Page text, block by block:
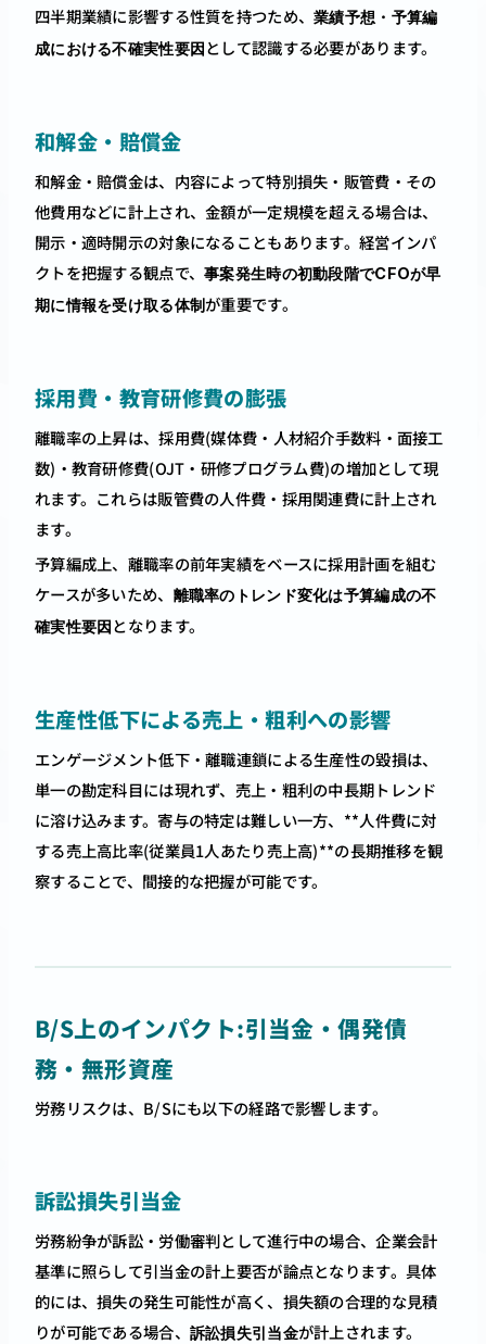
四半期業績に影響する性質を持つため、業績予想・予算編
成における不確実性要因として認識する必要があります。
和解金・賠償金
和解金・賠償金は、内容によって特別損失・販管費・その
他費用などに計上され、金額が一定規模を超える場合は、
開示・適時開示の対象になることもあります。経営インパ
クトを把握する観点で、事案発生時の初動段階でCFOが早
期に情報を受け取る体制が重要です。
採用費・教育研修費の膨張
離職率の上昇は、採用費(媒体費・人材紹介手数料・面接工
数)・教育研修費(OJT・研修プログラム費)の増加として現
れます。これらは販管費の人件費・採用関連費に計上され
ます。
予算編成上、離職率の前年実績をベースに採用計画を組む
ケースが多いため、
離職率のトレンド変化は予算編成の不
確実性要因となります。
生産性低下による売上・粗利への影響
エンゲージメント低下・離職連鎖による生産性の毀損は、
単一の勘定科目には現れず、売上・粗利の中長期トレンド
に溶け込みます。寄与の特定は難しい一方、**人件費に対
する売上高比率(従業員1人あたり売上高)**の長期推移を観
察することで、間接的な把握が可能です。
B/S上のインパクト:引当金・偶発債
務・無形資産
労務リスクは、B/Sにも以下の経路で影響します。
訴訟損失引当金
労務紛争が訴訟・労働審判として進行中の場合、企業会計
基準に照らして引当金の計上要否が論点となります。具体
的には、損失の発生可能性が高く、損失額の合理的な見積
りが可能である場合、 訴訟損失引当金が計上されます。